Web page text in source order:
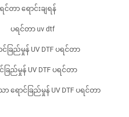
င်တာ ရောင်းချရန်
ပရင်တာ uv dtf
ြည်မှုန် UV DTF ပရင်တာ
ြည်မှုန် UV DTF ပရင်တာ
ောင်ခြည်မှုန် UV DTF ပရင်တာ